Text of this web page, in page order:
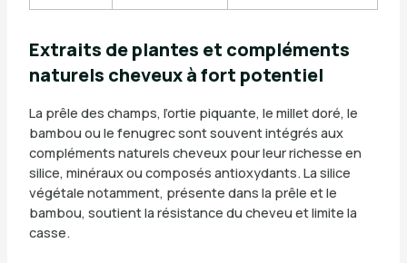
Extraits de plantes et compléments
naturels cheveux à fort potentiel
La prêle des champs, l’ortie piquante, le millet doré, le
bambou ou le fenugrec sont souvent intégrés aux
compléments naturels cheveux pour leur richesse en
silice, minéraux ou composés antioxydants. La silice
végétale notamment, présente dans la prêle et le
bambou, soutient la résistance du cheveu et limite la
casse.